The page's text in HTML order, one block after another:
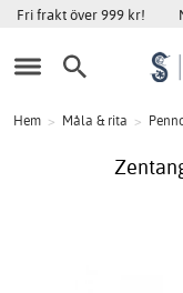
Fri frakt över 999 kr!
Hem > Måla & rita >